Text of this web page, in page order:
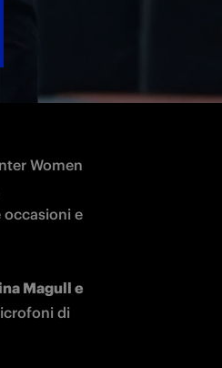
Women
occasioni e
Magull e
di